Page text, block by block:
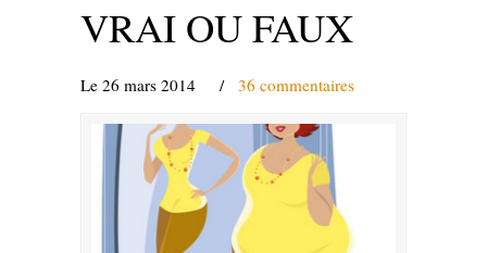
VRAI OU FAUX
Le 26 mars 2014 / 36 commentaires